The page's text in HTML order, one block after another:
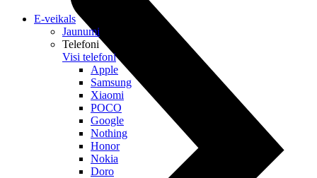
E-veikals
Jaunumi
Telefoni
Visi telefoni
Apple
Samsung
Xiaomi
POCO
Google
Nothing
Honor
Nokia
Doro